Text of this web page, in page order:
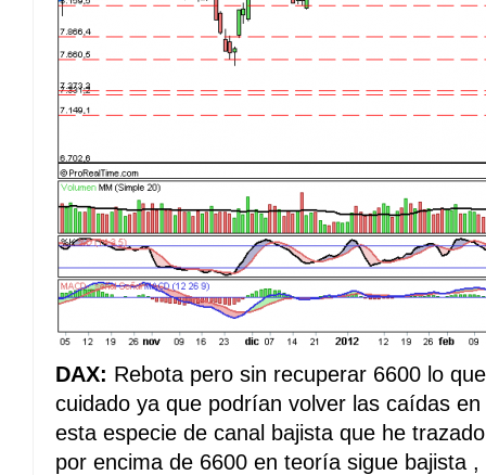
DAX: Rebota pero sin recuperar 6600 lo
cuidado ya que podrían volver las caídas
esta especie de canal bajista que he
por encima de 6600 en teoría sigue bajista